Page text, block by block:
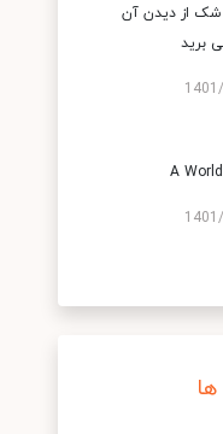
از دیدن آن
برید
A
ها